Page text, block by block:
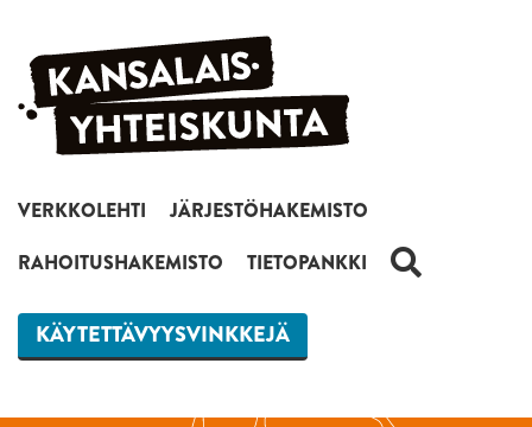
Siirry sisältöön
VERKKOLEHTI
JÄRJESTÖHAKEMISTO
RAHOITUSHAKEMISTO
TIETOPANKKI HAKU
KÄYTETTÄVYYSVINKKEJÄ